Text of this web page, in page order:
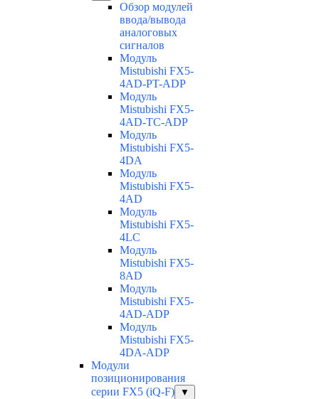
Обзор модулей
ввода/вывода
аналоговых
сигналов
Модуль
Mistubishi FX5-
4AD-PT-ADP
Модуль
Mistubishi FX5-
4AD-TC-ADP
Модуль
Mistubishi FX5-
4DA
Модуль
Mistubishi FX5-
4AD
Модуль
Mistubishi FX5-
4LC
Модуль
Mistubishi FX5-
8AD
Модуль
Mistubishi FX5-
4AD-ADP
Модуль
Mistubishi FX5-
4DA-ADP
Модули
позиционирования
серии FX5 (iQ-F)
▼